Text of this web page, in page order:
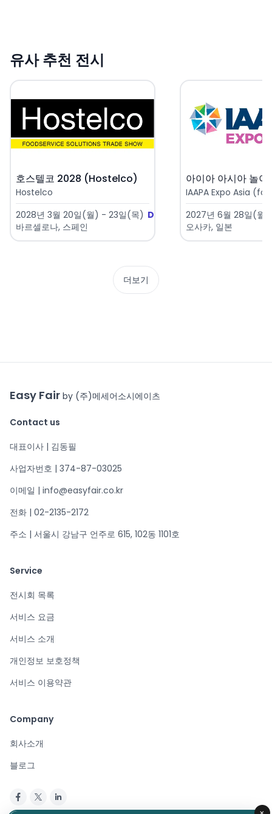
유사 추천 전시
호스텔코 2028 (Hostelco)
Hostelco
2028년 3월 20일(월) - 23일(목) D-591
바르셀로나, 스페인
IAAPA Expo Asia
2027년 6월 28일(월
오사카, 일본
더보기
Easy Fair by (주)메세어소시에이츠
Contact us
대표이사 | 김동필
사업자번호 | 374-87-03025
이메일 | info@easyfair.co.kr
전화 | 02-2135-2172
주소 | 서울시 강남구 언주로 615, 102동 1101호
Service
전시회 목록
서비스 요금
서비스 소개
개인정보 보호정책
서비스 이용약관
Company
회사소개
블로그